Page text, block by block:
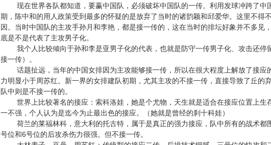
现在世界各队都知道，要赢中国队，必须破坏中国队的一传。利用发球冲跨了中
期，陈中和的用人政策受到最多的怀疑的是放弃了当时的诸韵颖和邱爱华。这里不得
因。当时中国队的主攻手孙月和李艳，都是接一传的，这在当时的排坛好象并不多见
底是不是代表了主攻男子化。
我个人比较倾向于孙和李是亚男子化的代表，也就是防守一传男子化、攻击还停
接一传）。
话题扯远，当年的中国女排因为主攻能够接一传，所以在很大程度上解放了接应
力明显小于周苏红。新一界的女排建队初期，尤其主攻的不接一传，直接导致了丘的
队中则是不接一传的。
世界上比较著名的接应：索科洛娃，她是个尤物，天生就是适合在接应位置上生
一不强，个人认为是迄今为止最出色的接应。（她就是曾经的刹十科娃）
荷兰的莱福林科，意大利的托古特，属于是真正的强力接应，队中所有的战术都
号位和6号位的后攻杀伤力很强。但不接一传。